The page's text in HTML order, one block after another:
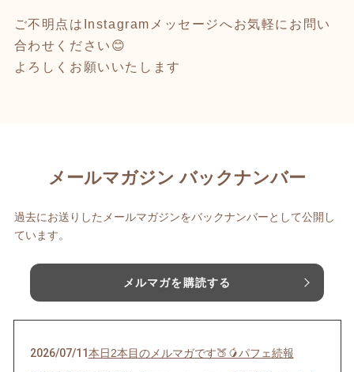
ご不明点はInstagramメッセージへお気軽にお問い
合わせください😊
よろしくお願いいたします
メールマガジン バックナンバー
過去にお送りしたメールマガジンをバックナンバーとして公開し
ています。
メルマガを購読する
2026/07/11本日2本目のメルマガです🍑🥭パフェ続報